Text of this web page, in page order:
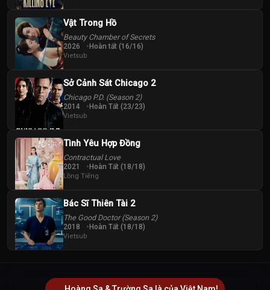
Vật Trong Hồ
Beauty Chamber of Secrets
2026 Hoàn tất (16/16)
Vietsub
Sở Cảnh Sát Chicago 2
Chicago P.D. (Season 2)
2014 Hoàn Tất (23/23)
Vietsub
Tình Yêu Hợp Đồng
Contractual Love
2021 Hoàn Tất (18/18)
Lồng Tiếng
Bác Sĩ Thiên Tài 2
The Good Doctor (Season 2)
2018 Hoàn Tất (18/18)
Vietsub